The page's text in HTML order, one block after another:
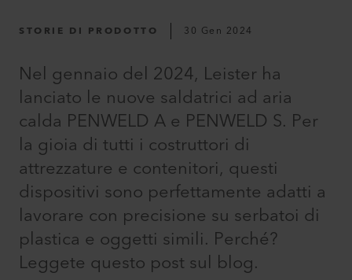
STORIE DI PRODOTTO 30 Gen 2024
Nel gennaio del 2024, Leister ha
lanciato le nuove saldatrici ad aria
calda PENWELD A e PENWELD S. Per
la gioia di tutti i costruttori di
attrezzature e contenitori, questi
dispositivi sono perfettamente adatti a
lavorare con precisione su serbatoi di
plastica e oggetti simili. Perché?
Leggete questo post sul blog.